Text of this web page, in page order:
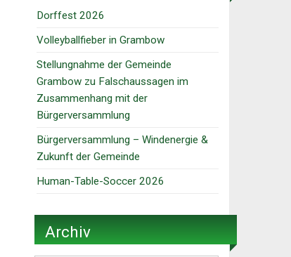
Dorffest 2026
Volleyballfieber in Grambow
Stellungnahme der Gemeinde
Grambow zu Falschaussagen im
Zusammenhang mit der
Bürgerversammlung
Bürgerversammlung – Windenergie &
Zukunft der Gemeinde
Human-Table-Soccer 2026
Archiv